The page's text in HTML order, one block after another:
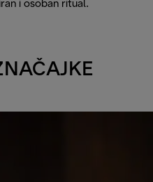
i osoban ritual.